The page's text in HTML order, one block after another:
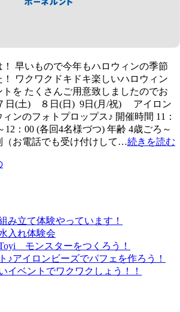
早いもので今年もハロウィンの季節
ワクワクドキドキ楽しいハロウィン
を たくさんご用意致しましたのでお
日(土) ８日(日) 9日(月/祝) アイロン
ンのフォトプロップス♪ 開催時間 11：
12：00 (各回4名様づつ) 年齢 4歳ごろ～
（お電話でも受け付けして…続きを読む
み立て体験やっています！
入れ体験会
モンスターをつくろう！
♪アイロンビーズでパフェを作ろう！
イベントでワクワクしょう！！